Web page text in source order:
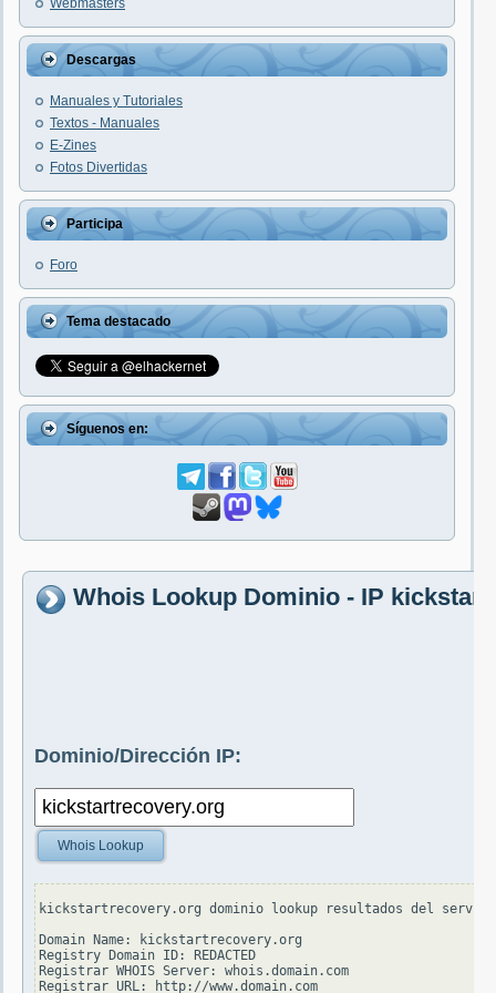
Webmasters
Descargas
Manuales y Tutoriales
Textos - Manuales
E-Zines
Fotos Divertidas
Participa
Foro
Tema destacado
Síguenos en:
Whois Lookup Dominio - IP
Dominio/Dirección IP:
Whois Lookup
kickstartrecovery.org dominio lookup resultados del
Domain Name: kickstartrecovery.org
Registry Domain ID: REDACTED
Registrar WHOIS Server: whois.domain.com
Registrar URL: http://www.domain.com